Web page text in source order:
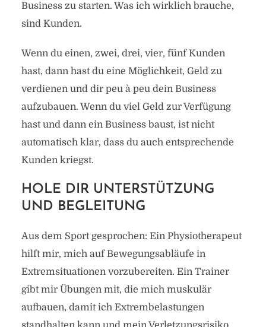
Business zu starten. Was ich wirklich brauche,
sind Kunden.
Wenn du einen, zwei, drei, vier, fünf Kunden
hast, dann hast du eine Möglichkeit, Geld zu
verdienen und dir peu à peu dein Business
aufzubauen. Wenn du viel Geld zur Verfügung
hast und dann ein Business baust, ist nicht
automatisch klar, dass du auch entsprechende
Kunden kriegst.
HOLE DIR UNTERSTÜTZUNG
UND BEGLEITUNG
Aus dem Sport gesprochen: Ein Physiotherapeut
hilft mir, mich auf Bewegungsabläufe in
Extremsituationen vorzubereiten. Ein Trainer
gibt mir Übungen mit, die mich muskulär
aufbauen, damit ich Extrembelastungen